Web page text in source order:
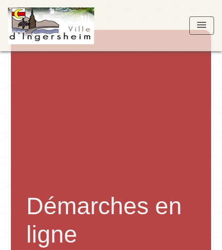
menu
Démarches en
ligne